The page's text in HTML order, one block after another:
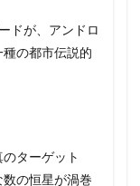
ドが、アンドロ
の都市伝説的
ターゲット
の恒星が渦巻